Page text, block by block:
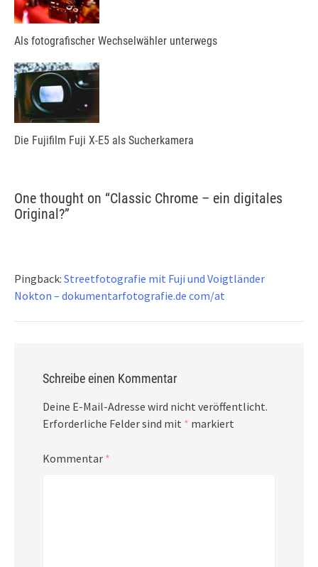
Als fotografischer Wechselwähler unterwegs
Die Fujifilm Fuji X-E5 als Sucherkamera
One thought on “Classic Chrome – ein digitales
Original?”
Pingback: Streetfotografie mit Fuji und Voigtländer
Nokton – dokumentarfotografie.de com/at
Schreibe einen Kommentar
Deine E-Mail-Adresse wird nicht veröffentlicht.
Erforderliche Felder sind mit * markiert
Kommentar *